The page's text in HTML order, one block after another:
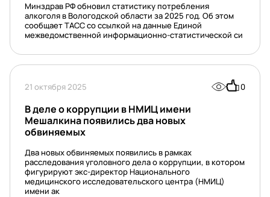
Минздрав РФ обновил статистику потребления
алкоголя в Вологодской области за 2025 год. Об этом
сообщает ТАСС со ссылкой на данные Единой
межведомственной информационно-статистической си
21 октября 2025 0
В деле о коррупции в НМИЦ имени
Мешалкина появились два новых
обвиняемых
Два новых обвиняемых появились в рамках
расследования уголовного дела о коррупции, в котором
фигурируют экс-директор Национального
медицинского исследовательского центра (НМИЦ)
имени ак